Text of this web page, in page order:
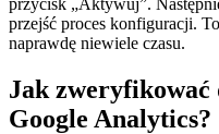
przejść proces konfiguracji.
naprawdę niewiele czasu.
Jak zweryfikować
Google Analytics?